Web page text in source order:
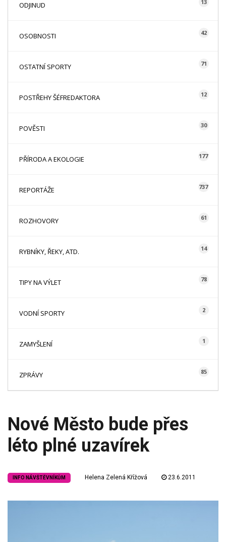
ODJINUD 13
OSOBNOSTI 42
OSTATNÍ SPORTY 71
POSTŘEHY ŠÉFREDAKTORA 12
POVĚSTI 30
PŘÍRODA A EKOLOGIE 177
REPORTÁŽE 737
ROZHOVORY 61
RYBNÍKY, ŘEKY, ATD. 14
TIPY NA VÝLET 78
VODNÍ SPORTY 2
ZAMYŠLENÍ 1
ZPRÁVY 85
Nové Město bude přes
léto plné uzavírek
INFO NÁVŠTĚVNÍKŮM Helena Zelená Křížová 23.6.2011